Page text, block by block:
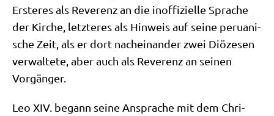
Erste­res als Reve­renz an die inof­fi­zi­el­le Spra­che
der Kir­che, letz­te­res als Hin­weis auf sei­ne perua­ni­
sche Zeit, als er dort nach­ein­an­der zwei Diö­ze­sen
ver­wal­te­te, aber auch als Reve­renz an sei­nen
Vorgänger.
Leo XIV. begann sei­ne Anspra­che mit dem Chri­